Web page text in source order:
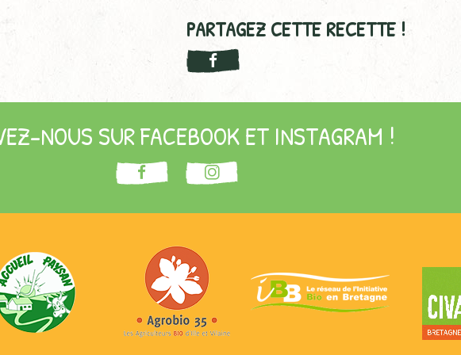
PARTAGEZ CETTE RECETTE !
NOUS SUR FACEBOOK ET INSTAGRAM !